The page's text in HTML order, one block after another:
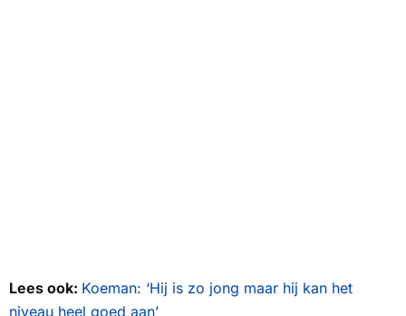
Lees ook: Koeman: ‘Hij is zo jong maar hij kan het
niveau heel goed aan’